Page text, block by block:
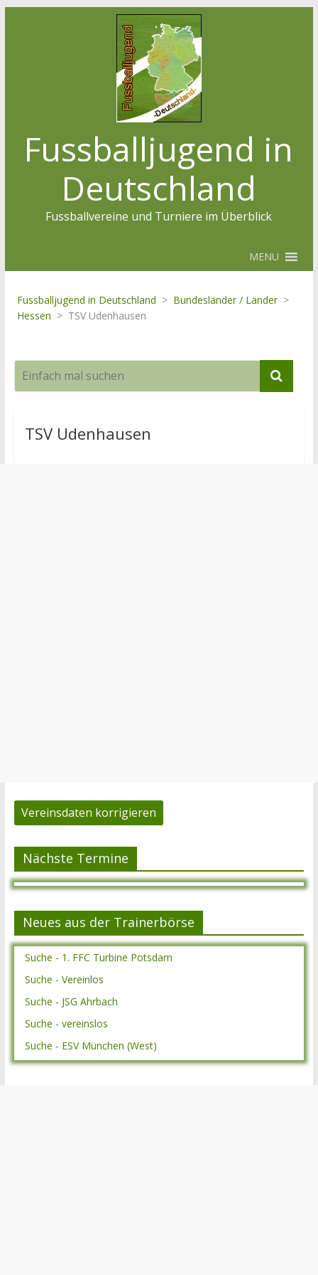
Fussballjugend in
Deutschland
Fussballvereine und Turniere im Überblick
MENU
Fussballjugend in Deutschland > Bundesländer / Länder >
Hessen > TSV Udenhausen
TSV Udenhausen
Vereinsdaten korrigieren
Nächste Termine
Neues aus der Trainerbörse
Suche - 1. FFC Turbine Potsdam
Suche - Vereinlos
Suche - JSG Ahrbach
Suche - vereinslos
Suche - ESV München (West)